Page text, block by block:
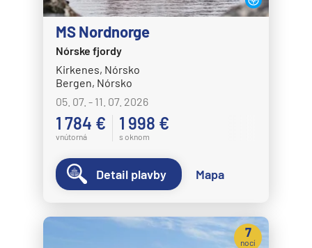
MS Nordnorge
Nórske fjordy
Kirkenes, Nórsko
Bergen, Nórsko
05. 07. - 11. 07. 2026
1 784 €
vnútorná
1 998 €
s oknom
Detail plavby Mapa
7
nocí